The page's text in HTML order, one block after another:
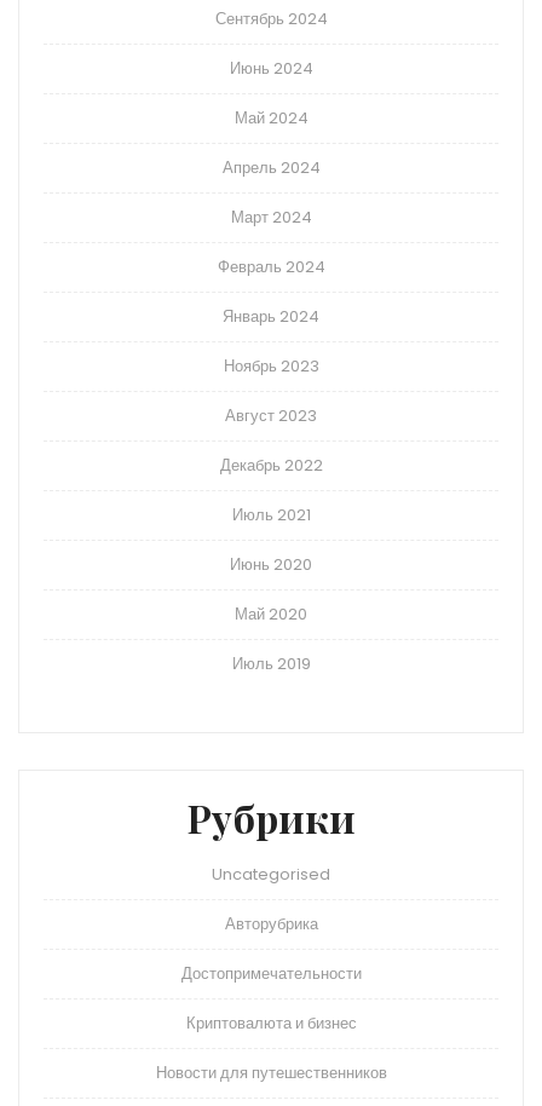
Сентябрь 2024
Июнь 2024
Май 2024
Апрель 2024
Март 2024
Февраль 2024
Январь 2024
Ноябрь 2023
Август 2023
Декабрь 2022
Июль 2021
Июнь 2020
Май 2020
Июль 2019
Рубрики
Uncategorised
Авторубрика
Достопримечательности
Криптовалюта и бизнес
Новости для путешественников